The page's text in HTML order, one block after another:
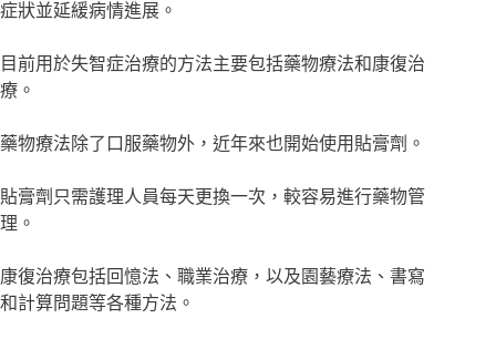
症狀並延緩病情進展。
目前用於失智症治療的方法主要包括藥物療法和康復治
療。
藥物療法除了口服藥物外，近年來也開始使用貼膏劑。
貼膏劑只需護理人員每天更換一次，較容易進行藥物管
理。
康復治療包括回憶法、職業治療，以及園藝療法、書寫
和計算問題等各種方法。